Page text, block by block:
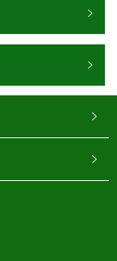



